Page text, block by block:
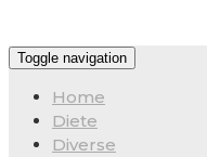
Toggle navigation
Home
Diete
Diverse